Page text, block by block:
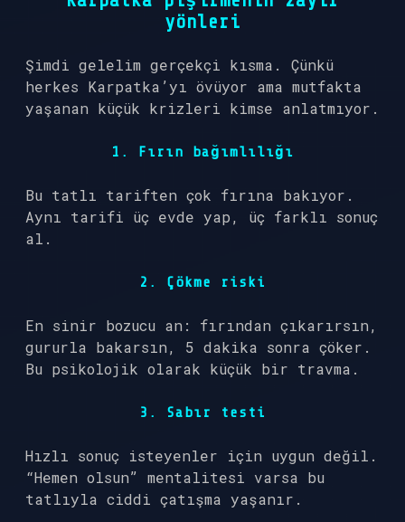
yönleri
Şimdi gelelim gerçekçi kısma. Çünkü
herkes Karpatka’yı övüyor ama mutfakta
yaşanan küçük krizleri kimse anlatmıyor.
1. Fırın bağımlılığı
Bu tatlı tariften çok fırına bakıyor.
Aynı tarifi üç evde yap, üç farklı sonuç
al.
2. Çökme riski
En sinir bozucu an: fırından çıkarırsın,
gururla bakarsın, 5 dakika sonra çöker.
Bu psikolojik olarak küçük bir travma.
3. Sabır testi
Hızlı sonuç isteyenler için uygun değil.
“Hemen olsun” mentalitesi varsa bu
tatlıyla ciddi çatışma yaşanır.